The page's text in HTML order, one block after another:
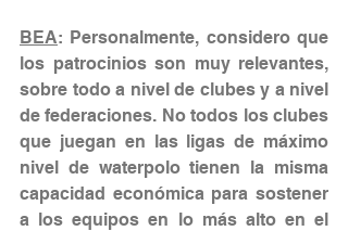
BEA: Personalmente, considero que
los patrocinios son muy relevantes,
sobre todo a nivel de clubes y a nivel
de federaciones. No todos los clubes
que juegan en las ligas de máximo
nivel de waterpolo tienen la misma
capacidad económica para sostener
a los equipos en lo más alto en el